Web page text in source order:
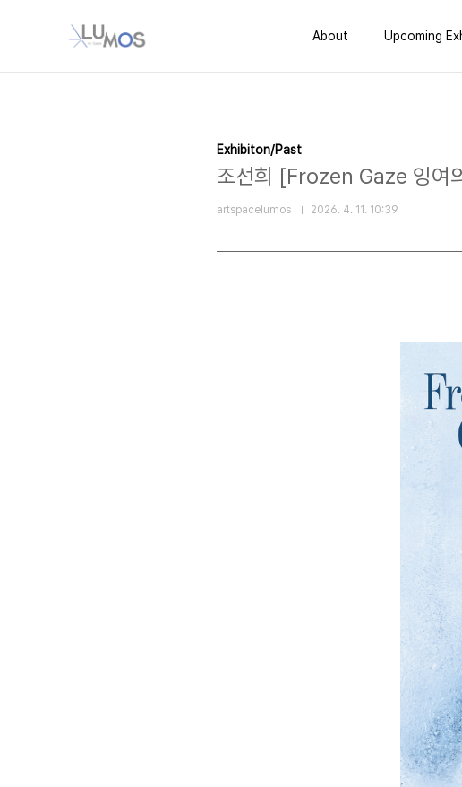
About
Upcoming
Exhibiton/Past
조선희 [Frozen Gaze 잉여
artspacelumos 2026. 4. 11. 10:39